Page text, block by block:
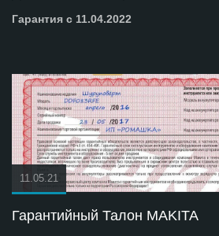
Гарантия с 11.04.2022
11.05.21
Гарантийный Талон MAKITA